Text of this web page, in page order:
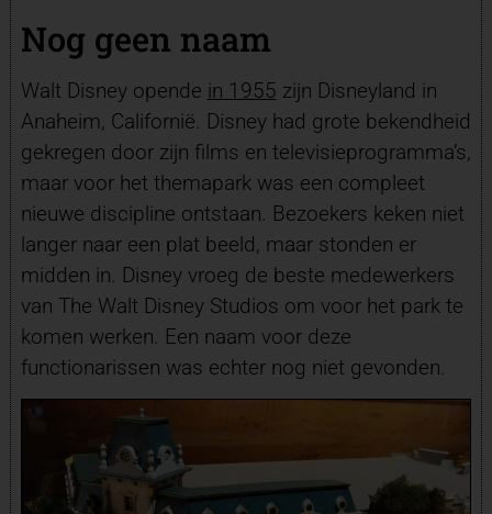
Nog geen naam
Walt Disney opende in 1955 zijn Disneyland in
Anaheim, Californië. Disney had grote bekendheid
gekregen door zijn films en televisieprogramma’s,
maar voor het themapark was een compleet
nieuwe discipline ontstaan. Bezoekers keken niet
langer naar een plat beeld, maar stonden er
midden in. Disney vroeg de beste medewerkers
van The Walt Disney Studios om voor het park te
komen werken. Een naam voor deze
functionarissen was echter nog niet gevonden.